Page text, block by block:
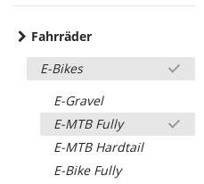
Fahrräder
E-Bikes
E-Gravel
E-MTB Fully
E-MTB Hardtail
E-Bike Fully